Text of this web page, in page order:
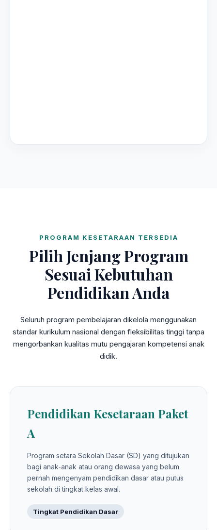
PROGRAM KESETARAAN TERSEDIA
Pilih Jenjang Program
Sesuai Kebutuhan
Pendidikan Anda
Seluruh program pembelajaran dikelola menggunakan
standar kurikulum nasional dengan fleksibilitas tinggi tanpa
mengorbankan kualitas mutu pengajaran kompetensi anak
didik.
Pendidikan Kesetaraan Paket
A
Program setara Sekolah Dasar (SD) yang ditujukan
bagi anak-anak atau orang dewasa yang belum
pernah mengenyam pendidikan dasar atau putus
sekolah di tingkat kelas awal.
Tingkat Pendidikan Dasar